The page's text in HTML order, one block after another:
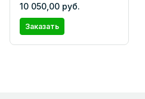
10 050,00 руб.
Заказать